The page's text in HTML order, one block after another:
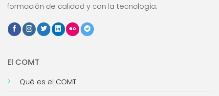
formación de calidad y con la tecnología.
El COMT
Qué es el COMT